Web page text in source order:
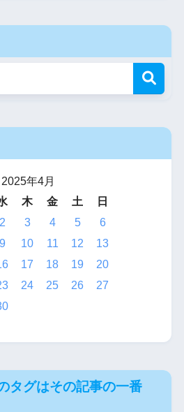
2025年4月
木 金 土
日
2 3 4 5
6
9 10 11 12
13
17 18 19
20
24 25 26
27
タグはその記事の一番